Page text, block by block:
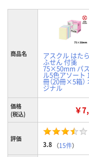
商品名 アスクル はた
ふせん 付箋
75×50mm パ
ル5色アソート
冊（20冊×5箱）
ジナル
価格
(税込)
￥
評価
3.8 （15件）